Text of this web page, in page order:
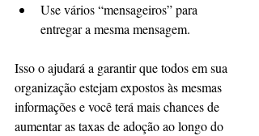
Use vários “mensageiros” para
entregar a mesma mensagem.
Isso o ajudará a garantir que todos em sua
organização estejam expostos às mesmas
informações e você terá mais chances de
aumentar as taxas de adoção ao longo do